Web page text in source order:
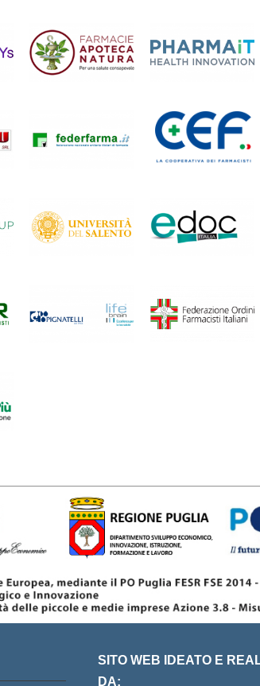
SITO WEB IDEATO E
DA: